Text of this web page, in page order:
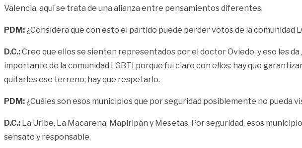
Valencia, aquí se trata de una alianza entre pensamientos diferentes.
PDM:¿Considera que con esto el partido puede perder votos de la comunidad
D.C.:Creo que ellos se sienten representados por el doctor Oviedo, y eso les
importante de la comunidad LGBTI porque fui claro con ellos: hay que
quitarles ese terreno; hay que respetarlo.
PDM:¿Cuáles son esos municipios que por seguridad posiblemente no pueda
D.C.: La Uribe, La Macarena, Mapiripán y Mesetas. Por seguridad, esos
sensato y responsable.